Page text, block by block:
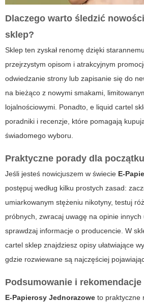
Dlaczego warto śledzić
sklep?
Sklep ten zyskał renomę dzięki
przejrzystym opisom i atrakcyjnym
odwiedzanie strony lub zapisanie się do
na bieżąco z nowymi smakami,
lojalnościowymi. Ponadto, e liquid cartel
poradniki i recenzje, które pomagają
świadomego wyboru.
Praktyczne porady dla
Jeśli jesteś nowicjuszem w świecie E-
postępuj według kilku prostych zasad:
umiarkowanym stężeniu nikotyny, testuj
próbnych, zwracaj uwagę na opinie innych
sprawdzaj informacje o producencie. W
cartel sklep znajdziesz opisy ułatwiające
gdzie rozwiewane są najczęściej
Podsumowanie i rekomendacje
E-Papierosy Jednorazowe to praktyczne